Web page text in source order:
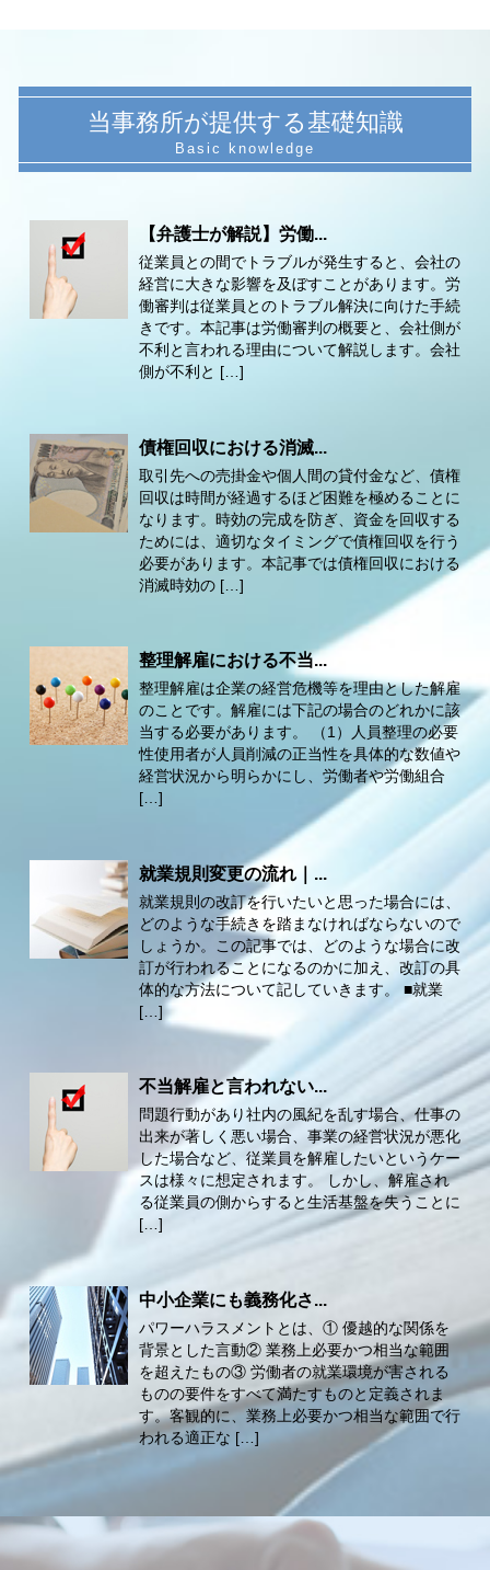
当事務所が提供する基礎知識
【弁護士が解説】労働...
従業員との間でトラブルが発生すると、会社の
経営に大きな影響を及ぼすことがあります。労
働審判は従業員とのトラブル解決に向けた手続
きです。本記事は労働審判の概要と、会社側が
不利と言われる理由について解説します。会社
側が不利と […]
債権回収における消滅...
取引先への売掛金や個人間の貸付金など、債権
回収は時間が経過するほど困難を極めることに
なります。時効の完成を防ぎ、資金を回収する
ためには、適切なタイミングで債権回収を行う
必要があります。本記事では債権回収における
消滅時効の […]
整理解雇における不当...
整理解雇は企業の経営危機等を理由とした解雇
のことです。解雇には下記の場合のどれかに該
当する必要があります。 （1）人員整理の必要
性使用者が人員削減の正当性を具体的な数値や
経営状況から明らかにし、労働者や労働組合
[…]
就業規則変更の流れ｜...
就業規則の改訂を行いたいと思った場合には、
どのような手続きを踏まなければならないので
しょうか。この記事では、どのような場合に改
訂が行われることになるのかに加え、改訂の具
体的な方法について記していきます。 ■就業
[…]
不当解雇と言われない...
問題行動があり社内の風紀を乱す場合、仕事の
出来が著しく悪い場合、事業の経営状況が悪化
した場合など、従業員を解雇したいというケー
スは様々に想定されます。 しかし、解雇され
る従業員の側からすると生活基盤を失うことに
[…]
中小企業にも義務化さ...
パワーハラスメントとは、① 優越的な関係を
背景とした言動② 業務上必要かつ相当な範囲
を超えたもの③ 労働者の就業環境が害される
ものの要件をすべて満たすものと定義されま
す。客観的に、業務上必要かつ相当な範囲で行
われる適正な […]